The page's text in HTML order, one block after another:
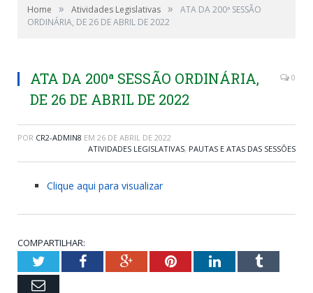
Home » Atividades Legislativas »
ATA DA 200ª SESSÃO
ORDINÁRIA, DE 26 DE ABRIL DE 2022
ATA DA 200ª SESSÃO ORDINÁRIA,
DE 26 DE ABRIL DE 2022
0
POR CR2-ADMIN8 EM 26 DE ABRIL DE 2022
ATIVIDADES LEGISLATIVAS, PAUTAS E ATAS DAS SESSÕES
Clique aqui para visualizar
COMPARTILHAR:
TwitterFacebookGoogle+PinterestLinkedInTumblr
Email